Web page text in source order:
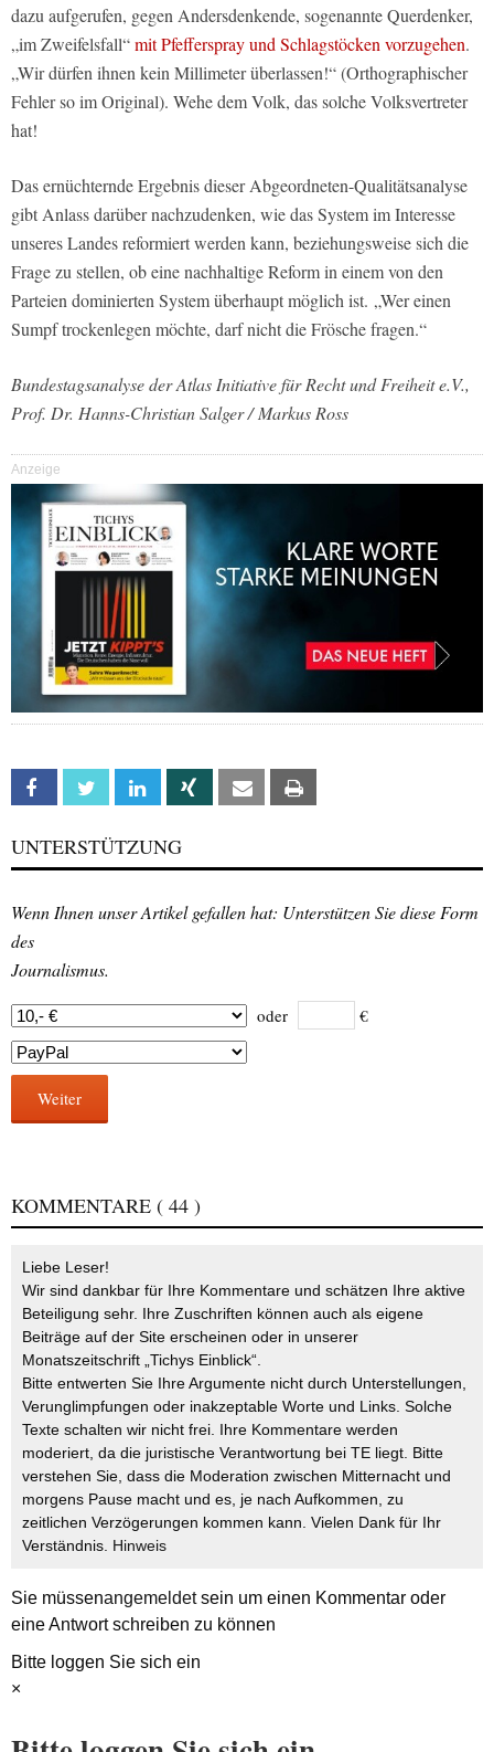
dazu aufgerufen, gegen Andersdenkende, sogenannte Querdenker,
„im Zweifelsfall“mit Pfefferspray und Schlagstöcken vorzugehen.
„Wir dürfen ihnen kein Millimeter überlassen!“ (Orthographischer
Fehler so im Original). Wehe dem Volk, das solche Volksvertreter
hat!
Das ernüchternde Ergebnis dieser Abgeordneten-Qualitätsanalyse
gibt Anlass darüber nachzudenken, wie das System im Interesse
unseres Landes reformiert werden kann, beziehungsweise sich die
Frage zu stellen, ob eine nachhaltige Reform in einem von den
Parteien dominierten System überhaupt möglich ist. „Wer einen
Sumpf trockenlegen möchte, darf nicht die Frösche fragen.“
Bundestagsanalyse der Atlas Initiative für Recht und Freiheit e.V.,
Prof. Dr. Hanns-Christian Salger /Markus Ross
Anzeige
Facebook Twitter Linkedin Xing Email
UNTERSTÜTZUNG
Wenn Ihnen unser Artikel gefallen hat: Unterstützen Sie diese Form
des
Journalismus.
oder €
Weiter
KOMMENTARE ( 44 )
Liebe Leser!
Wir sind dankbar für Ihre Kommentare und schätzen Ihre aktive
Beteiligung sehr. Ihre Zuschriften können auch als eigene
Beiträge auf der Site erscheinen oder in unserer
Monatszeitschrift „Tichys Einblick“.
Bitte entwerten Sie Ihre Argumente nicht durch Unterstellungen,
Verunglimpfungen oder inakzeptable Worte und Links. Solche
Texte schalten wir nicht frei. Ihre Kommentare werden
moderiert, da die juristische Verantwortung bei TE liegt. Bitte
verstehen Sie, dass die Moderation zwischen Mitternacht und
morgens Pause macht und es, je nach Aufkommen, zu
zeitlichen Verzögerungen kommen kann. Vielen Dank für Ihr
Verständnis. Hinweis
Sie müssenangemeldetsein um einen Kommentar oder
eine Antwort schreiben zu können
Bitte loggen Sie sich ein
×